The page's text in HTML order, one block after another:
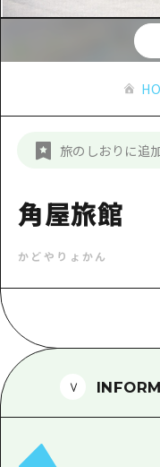
ショ
スポ
ナイ
定番
安芸
備北
芸北
山口
日帰
2泊3
備後
備北
芸北
山口
島根県
お役立
お役
アク
お得
観光
広島
ボラ
新着情報
事業者・学
旅のしおりに追
角屋旅館
かどやりょかん